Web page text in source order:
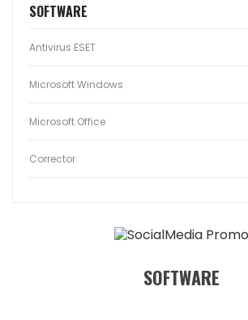
SOFTWARE
Antivirus ESET
Microsoft Windows
Microsoft Office
Corrector
SOFTWARE